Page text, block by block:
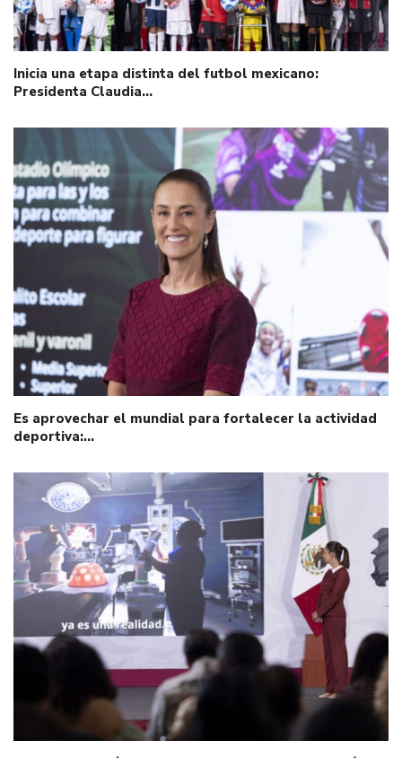
Inicia una etapa distinta del futbol mexicano:
Presidenta Claudia…
Es aprovechar el mundial para fortalecer la actividad
deportiva:…